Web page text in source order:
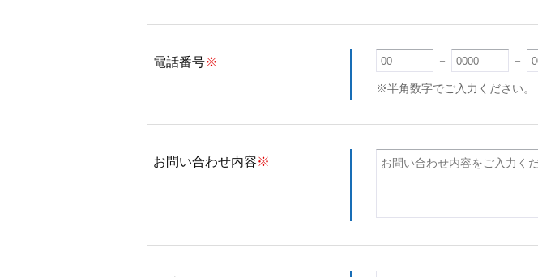
電話番号※ － －
※半角数字でご入力ください。
お問い合わせ内容※